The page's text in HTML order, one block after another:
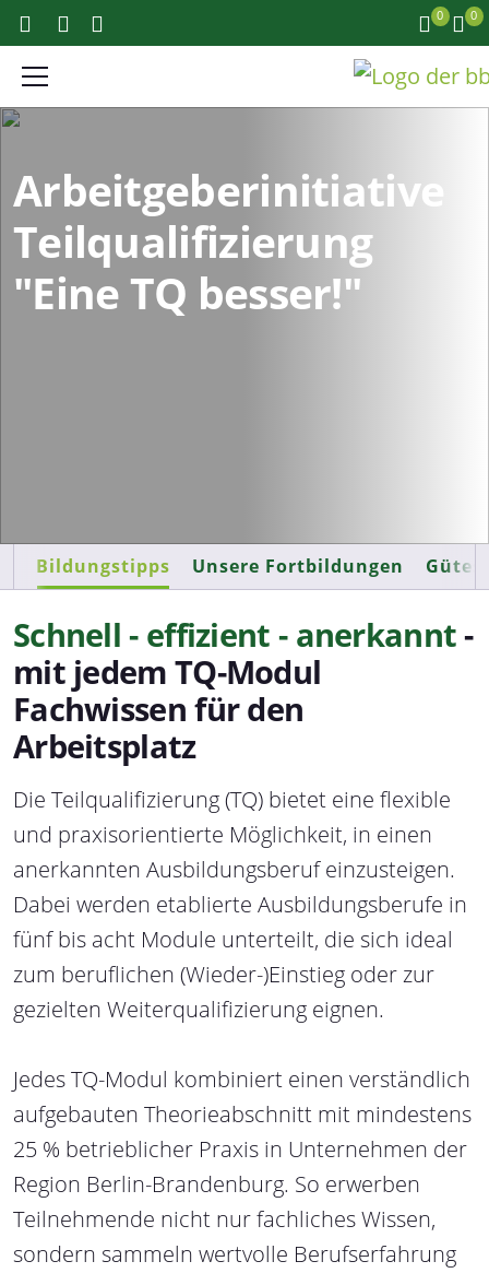
0 0
Arbeitgeberinitiative
Teilqualifizierung
"Eine TQ besser!"
Bildungstipps Unsere Fortbildungen
Schnell - effizient - anerkannt-
mit jedem TQ-Modul
Fachwissen für den
Arbeitsplatz
Die Teilqualifizierung (TQ) bietet eine flexible
und praxisorientierte Möglichkeit, in einen
anerkannten Ausbildungsberuf einzusteigen.
Dabei werden etablierte Ausbildungsberufe in
fünf bis acht Module unterteilt, die sich ideal
zum beruflichen (Wieder-)Einstieg oder zur
gezielten Weiterqualifizierung eignen.
Jedes TQ-Modul kombiniert einen verständlich
aufgebauten Theorieabschnitt mit mindestens
25 % betrieblicher Praxis in Unternehmen der
Region Berlin-Brandenburg. So erwerben
Teilnehmende nicht nur fachliches Wissen,
sondern sammeln wertvolle Berufserfahrung